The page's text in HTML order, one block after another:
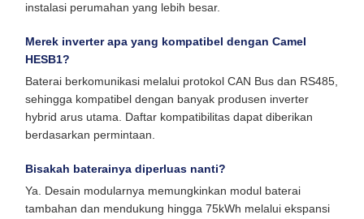
instalasi perumahan yang lebih besar.
Merek inverter apa yang kompatibel dengan Camel
HESB1?
Baterai berkomunikasi melalui protokol CAN Bus dan RS485,
sehingga kompatibel dengan banyak produsen inverter
hybrid arus utama. Daftar kompatibilitas dapat diberikan
berdasarkan permintaan.
Bisakah baterainya diperluas nanti?
Ya. Desain modularnya memungkinkan modul baterai
tambahan dan mendukung hingga 75kWh melalui ekspansi